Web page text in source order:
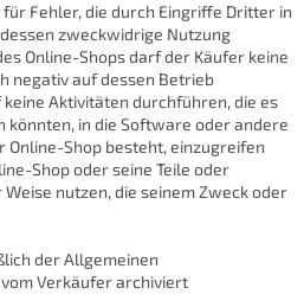
Fehler, die durch Eingriffe Dritter in
zweckwidrige Nutzung
Online-Shops darf der Käufer keine
negativ auf dessen Betrieb
Aktivitäten durchführen, die es
könnten, in die Software oder andere
Online-Shop besteht, einzugreifen
Shop oder seine Teile oder
nutzen, die seinem Zweck oder
der Allgemeinen
Verkäufer archiviert